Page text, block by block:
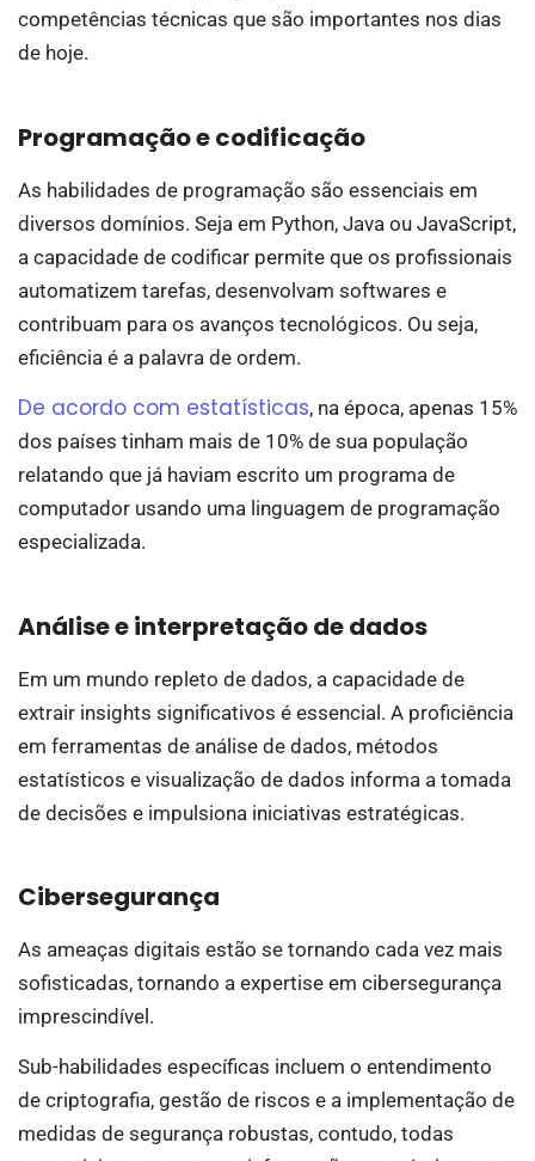
competências técnicas que são importantes nos dias
de hoje.
Programação e codificação
As habilidades de programação são essenciais em
diversos domínios. Seja em Python, Java ou JavaScript,
a capacidade de codificar permite que os profissionais
automatizem tarefas, desenvolvam softwares e
contribuam para os avanços tecnológicos. Ou seja,
eficiência é a palavra de ordem.
De acordo com estatísticas, na época, apenas 15%
dos países tinham mais de 10% de sua população
relatando que já haviam escrito um programa de
computador usando uma linguagem de programação
especializada.
Análise e interpretação de dados
Em um mundo repleto de dados, a capacidade de
extrair insights significativos é essencial. A proficiência
em ferramentas de análise de dados, métodos
estatísticos e visualização de dados informa a tomada
de decisões e impulsiona iniciativas estratégicas.
Cibersegurança
As ameaças digitais estão se tornando cada vez mais
sofisticadas, tornando a expertise em cibersegurança
imprescindível.
Sub-habilidades específicas incluem o entendimento
de criptografia, gestão de riscos e a implementação de
medidas de segurança robustas, contudo, todas